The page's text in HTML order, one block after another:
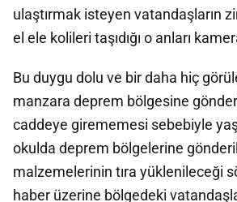
ulaştırmak isteyen vatandaşların
el ele kolileri taşıdığı o anları
Bu duygu dolu ve bir daha hiç
manzara deprem bölgesine
caddeye girememesi sebebiyle
okulda deprem bölgelerine
malzemelerinin tıra yüklenileceği
haber üzerine bölgedeki